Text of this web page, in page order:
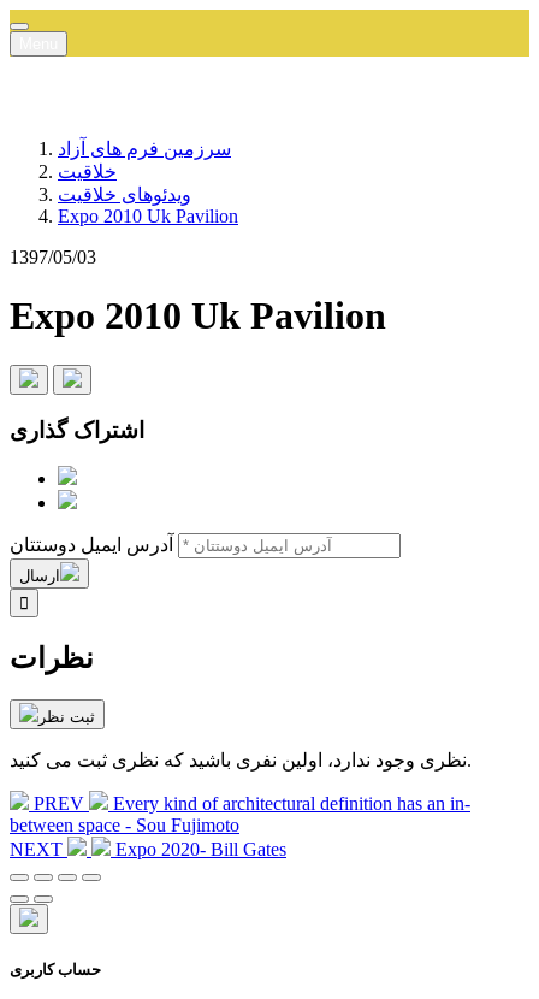
سرزمین فرم های آزاد
خلاقیت
ویدئوهای خلاقیت
Expo 2010 Uk Pavilion
1397/05/03
Expo 2010 Uk Pavilion
اشتراک گذاری
آدرس ایمیل دوستتان
ارسال

نظرات
ثبت نظر
نظری وجود ندارد، اولین نفری باشید که نظری ثبت می کنید.
PREV
Every kind of architectural definition has an in-
between space - Sou Fujimoto
NEXT
Expo 2020- Bill Gates
حساب کاربری